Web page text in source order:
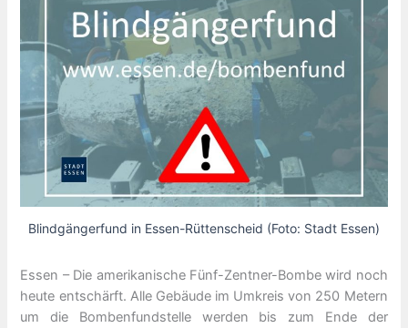
Blindgängerfund in Essen-Rüttenscheid (Foto: Stadt Essen)
Essen – Die amerikanische Fünf-Zentner-Bombe wird noch
heute entschärft. Alle Gebäude im Umkreis von 250 Metern
um die Bombenfundstelle werden bis zum Ende der